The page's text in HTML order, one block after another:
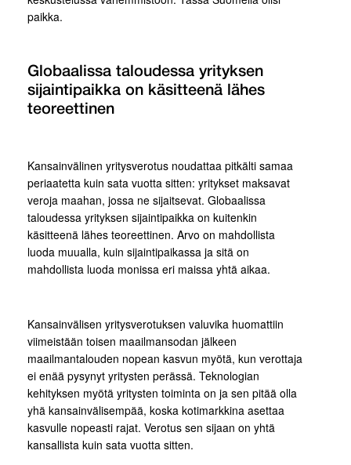
paikka.
Globaalissa taloudessa yrityksen
sijaintipaikka on käsitteenä lähes
teoreettinen
Kansainvälinen yritysverotus noudattaa pitkälti samaa
periaatetta kuin sata vuotta sitten: yritykset maksavat
veroja maahan, jossa ne sijaitsevat. Globaalissa
taloudessa yrityksen sijaintipaikka on kuitenkin
käsitteenä lähes teoreettinen. Arvo on mahdollista
luoda muualla, kuin sijaintipaikassa ja sitä on
mahdollista luoda monissa eri maissa yhtä aikaa.
Kansainvälisen yritysverotuksen valuvika huomattiin
viimeistään toisen maailmansodan jälkeen
maailmantalouden nopean kasvun myötä, kun verottaja
ei enää pysynyt yritysten perässä. Teknologian
kehityksen myötä yritysten toiminta on ja sen pitää olla
yhä kansainvälisempää, koska kotimarkkina asettaa
kasvulle nopeasti rajat. Verotus sen sijaan on yhtä
kansallista kuin sata vuotta sitten.